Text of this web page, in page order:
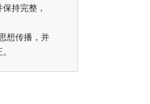
持完整，
想传播，并